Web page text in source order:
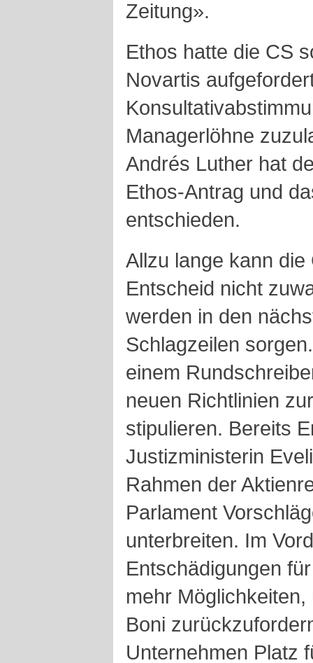
Zeitung».
Ethos hatte die CS
Novartis
Managerlöhne
Andrés Luther hat
Ethos-Antrag und
entschieden.
Allzu lange kann
Entscheid nicht
werden in den
Schlagzeilen
einem
neuen Richtlinien
stipulieren. Bereits
Justizministerin
Rahmen der
Parlament
unterbreiten. Im
Entschädigungen
mehr
Boni
Unternehmen Platz